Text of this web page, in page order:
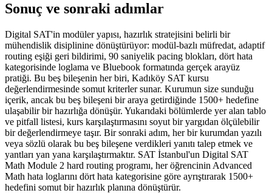
Sonuç ve sonraki adımlar
Digital SAT'in modüler yapısı, hazırlık stratejisini belirli bir
mühendislik disiplinine dönüştürüyor: modül-bazlı müfredat, adaptif
routing eşiği geri bildirimi, 90 saniyelik pacing blokları, dört hata
kategorisinde loglama ve Bluebook formatında gerçek arayüz
pratiği. Bu beş bileşenin her biri, Kadıköy SAT kursu
değerlendirmesinde somut kriterler sunar. Kurumun size sunduğu
içerik, ancak bu beş bileşeni bir araya getirdiğinde 1500+ hedefine
ulaşabilir bir hazırlığa dönüşür. Yukarıdaki bölümlerde yer alan tablo
ve pitfall listesi, kurs karşılaştırmasını soyut bir yargıdan ölçülebilir
bir değerlendirmeye taşır. Bir sonraki adım, her bir kurumdan yazılı
veya sözlü olarak bu beş bileşene verdikleri yanıtı talep etmek ve
yantları yan yana karşılaştırmaktır. SAT İstanbul'un Digital SAT
Math Module 2 hard routing programı, her öğrencinin Advanced
Math hata loglarını dört hata kategorisine göre ayrıştırarak 1500+
hedefini somut bir hazırlık planına dönüştürür.